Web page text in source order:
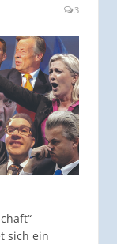
3
sich ein